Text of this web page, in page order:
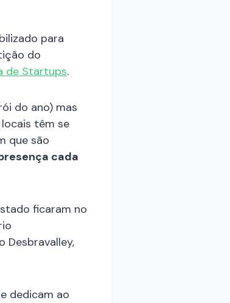
para
do
de Startups.
do ano) mas
têm se
que são
cada
ficaram no
Desbravalley,
dedicam ao